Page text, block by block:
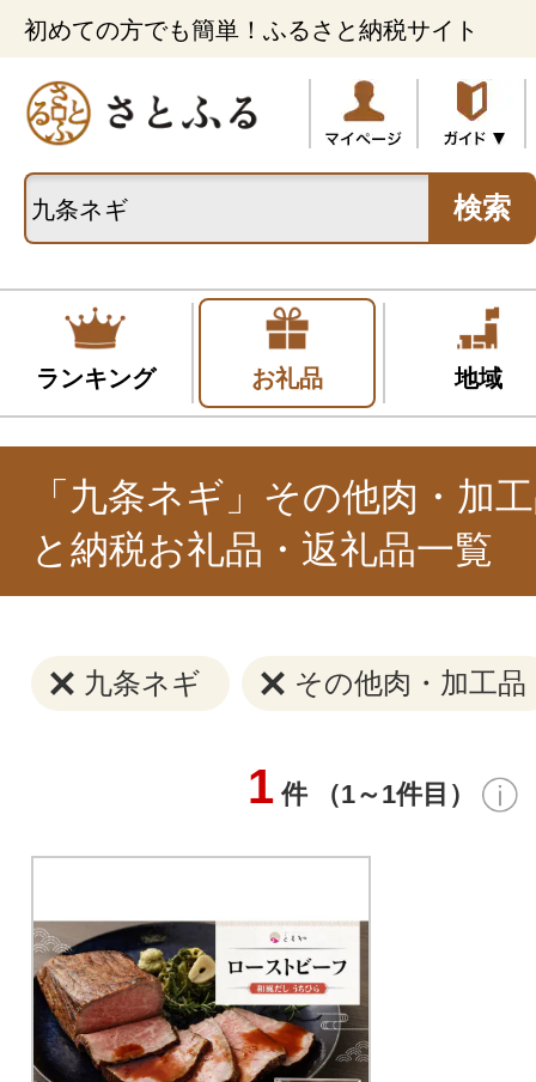
初めての方でも簡単！ふるさと納税サイト
検索
ランキング お礼品 地域
「九条ネギ」その他肉・加
と納税お礼品・返礼品一覧
九条ネギ その他肉・加工品
1 件 （1～1件目）